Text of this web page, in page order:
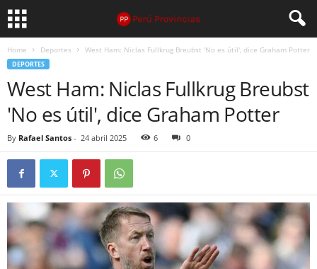
Home Deportes West Ham: Niclas Fullkrug Breubst 'No es útil', dice Graham Potter
DEPORTES
West Ham: Niclas Fullkrug Breubst
'No es útil', dice Graham Potter
By Rafael Santos - 24 abril 2025 6 0